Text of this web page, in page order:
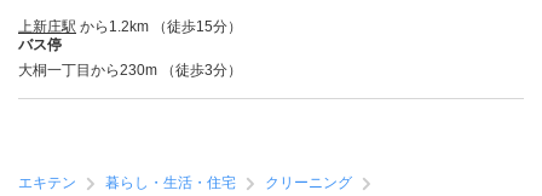
上新庄駅 から1.2km （徒歩15分）
バス停
大桐一丁目から230m （徒歩3分）
エキテン 暮らし・生活・住宅
クリーニング